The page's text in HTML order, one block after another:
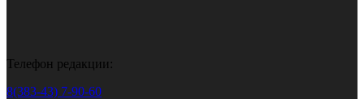
Телефон редакции:
8(383-43) 7-90-60